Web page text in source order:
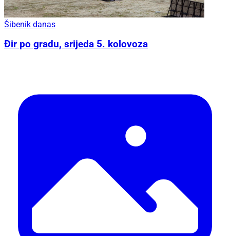
Šibenik danas
Đir po gradu, srijeda 5. kolovoza